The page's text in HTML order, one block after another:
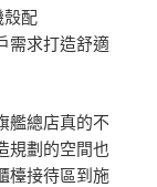
殼配
需求打造舒適
艦總店真的不
規劃的空間也
檯接待區到施